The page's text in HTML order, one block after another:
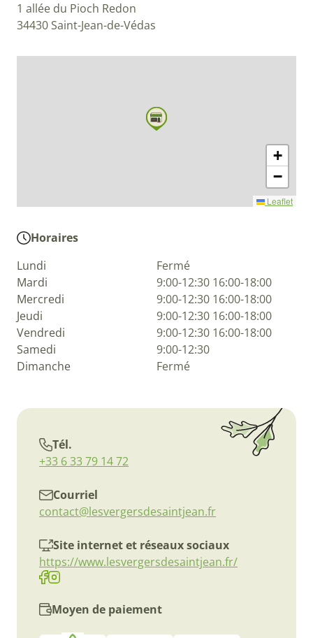
1 allée du Pioch Redon
34430 Saint-Jean-de-Védas
+
−
Leaflet
Horaires
Lundi
Fermé
Mardi
9:00-12:30 16:00-18:00
Mercredi
9:00-12:30 16:00-18:00
Jeudi
9:00-12:30 16:00-18:00
Vendredi
9:00-12:30 16:00-18:00
Samedi
9:00-12:30
Dimanche
Fermé
Tél.
+33 6 33 79 14 72
Courriel
contact@lesvergersdesaintjean.fr
Site internet et réseaux sociaux
https://www.lesvergersdesaintjean.fr/
Moyen de paiement